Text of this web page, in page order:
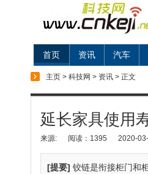
首页 资讯 汽车
主页 > 科技网 > 资讯 > 正文
延长家具使用
来源: 阅读：1395 2020-
[提要] 铰链是衔接柜门和